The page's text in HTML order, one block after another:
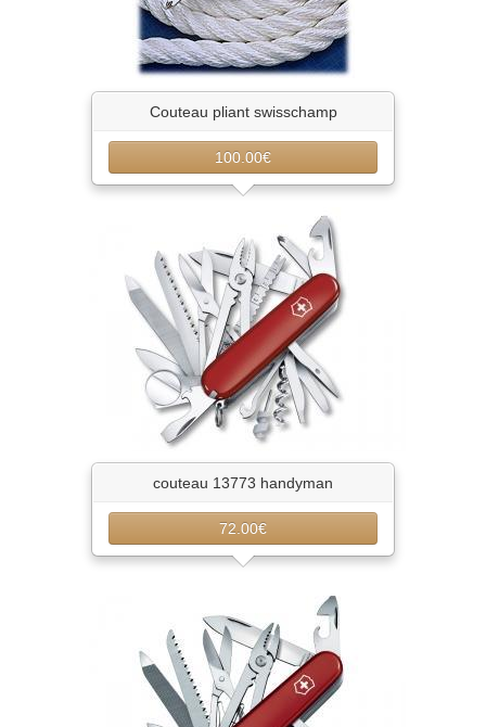
Couteau pliant swisschamp
100.00€
couteau 13773 handyman
72.00€